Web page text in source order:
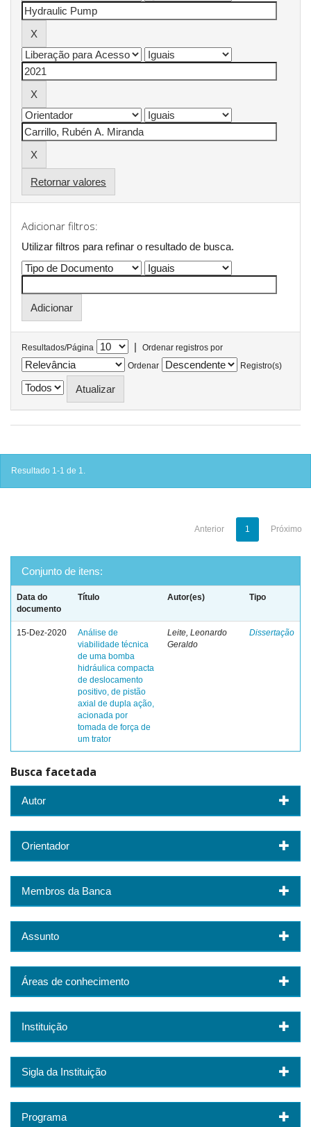
Retornar valores
Adicionar filtros:
Utilizar filtros para refinar o resultado de busca.
Resultados/Página |
Ordenar registros por
Ordenar
Registro(s)
Resultado 1-1 de 1.
Anterior 1 Próximo
Conjunto de itens:
Data do
documento
Título Autor(es) Tipo
15-Dez-2020
Análise de
viabilidade técnica
de uma bomba
hidráulica compacta
de deslocamento
positivo, de pistão
axial de dupla ação,
acionada por
tomada de força de
um trator
Leite, Leonardo
Geraldo
Dissertação
Busca facetada
Autor
Orientador
Membros da Banca
Assunto
Áreas de conhecimento
Instituição
Sigla da Instituição
Programa